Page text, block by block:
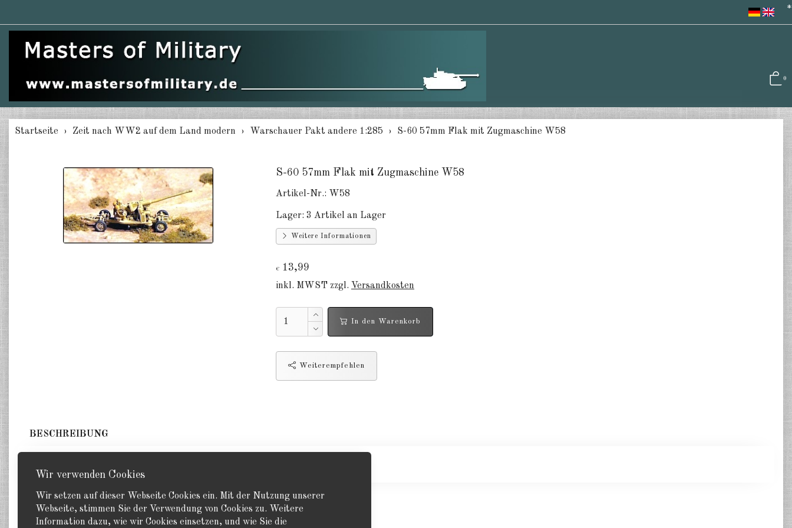
Wir verwenden Cookies
Wir setzen auf dieser Webseite Cookies ein. Mit der Nutzung unserer
Webseite, stimmen Sie der Verwendung von Cookies zu. Weitere
Information dazu, wie wir Cookies einsetzen, und wie Sie die
*
0
Startseite Zeit nach WW2 auf dem Land modern Warschauer Pakt andere 1:285 S-60 57mm Flak mit Zugmaschine W58
S-60 57mm Flak mit Zugmaschine W58
Artikel-Nr.: W58
Lager: 3 Artikel an Lager
Weitere Informationen
€ 13,99
inkl. MWST zzgl. Versandkosten
In den Warenkorb
Weiterempfehlen
BESCHREIBUNG